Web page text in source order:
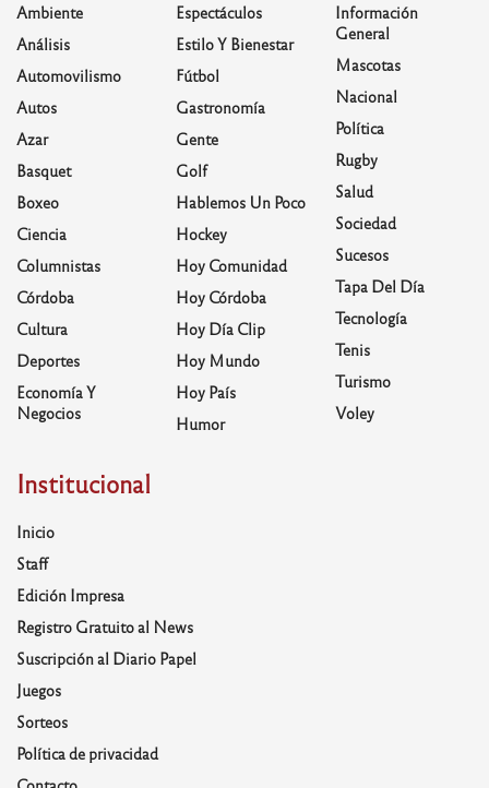
Ambiente
Análisis
Automovilismo
Autos
Azar
Basquet
Boxeo
Ciencia
Columnistas
Córdoba
Cultura
Deportes
Economía Y
Negocios
Espectáculos
Estilo Y Bienestar
Fútbol
Gastronomía
Gente
Golf
Hablemos Un Poco
Hockey
Hoy Comunidad
Hoy Córdoba
Hoy Día Clip
Hoy Mundo
Hoy País
Humor
Información
General
Mascotas
Nacional
Política
Rugby
Salud
Sociedad
Sucesos
Tapa Del Día
Tecnología
Tenis
Turismo
Voley
Institucional
Inicio
Staff
Edición Impresa
Registro Gratuito al News
Suscripción al Diario Papel
Juegos
Sorteos
Política de privacidad